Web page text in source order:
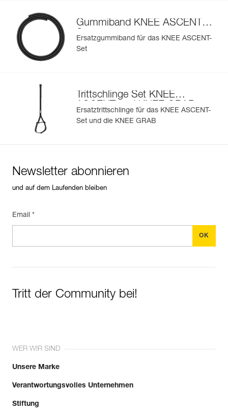
Gummiband KNEE ASCENT-
Set
Ersatzgummiband für das KNEE ASCENT-
Set
Trittschlinge Set KNEE
ASCENT und KNEE GRAB
Ersatztrittschlinge für das KNEE ASCENT-
Set und die KNEE GRAB
Newsletter abonnieren
und auf dem Laufenden bleiben
Email *
Tritt der Community bei!
WER WIR SIND
Unsere Marke
Verantwortungsvolles Unternehmen
Stiftung